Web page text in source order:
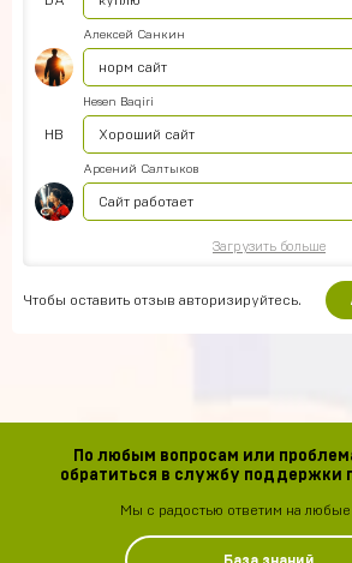
Алексей Санкин
норм сайт
HB
Hesen Baqiri
Хороший сайт
Арсений Салтыков
Сайт работает
Загрузить больше
Чтобы оставить отзыв авторизируйтесь.
По любым вопросам или
обратиться в службу поддержки
Мы с радостью ответим на